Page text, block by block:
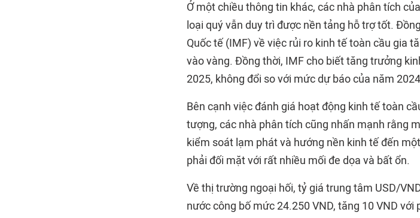
Ở một chiều thông tin khác, các nhà phân tích
loại quý vẫn duy trì được nền tảng hỗ trợ tốt.
Quốc tế (IMF) về việc rủi ro kinh tế toàn cầu gia
vào vàng. Đồng thời, IMF cho biết tăng trưởng
2025, không đổi so với mức dự báo của năm
Bên cạnh việc đánh giá hoạt động kinh tế toàn
tượng, các nhà phân tích cũng nhấn mạnh rằng
kiểm soát lạm phát và hướng nền kinh tế đến
phải đối mặt với rất nhiều mối đe dọa và bất ổn.
Về thị trường ngoại hối, tỷ giá trung tâm USD/
nước công bố mức 24.250 VND, tăng 10 VND với